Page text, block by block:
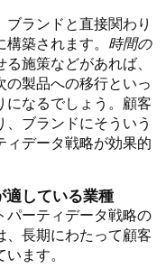
ブランドと直接関わり
築されます。 時間の
施策などがあれば、
製品への移行といっ
になるでしょう。顧客
ブランドにそういう
データ戦略が効果的
適している業種
パーティデータ戦略の
長期にわたって顧客
ます。